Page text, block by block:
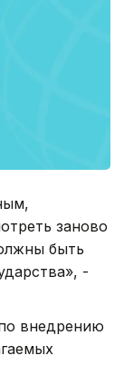
заново
быть
-
внедрению